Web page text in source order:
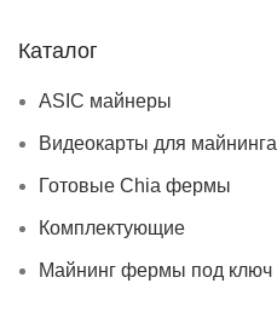
Каталог
ASIC майнеры
Видеокарты для майнинга
Готовые Chia фермы
Комплектующие
Майнинг фермы под ключ